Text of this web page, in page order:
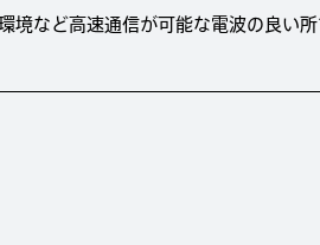
境など高速通信が可能な電波の良い